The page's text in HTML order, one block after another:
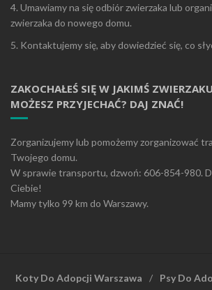
4. Umawiamy na się odbiór zwierzaka lub
zwierzaka do nowego domu.
5. Kontaktujemy się, aby dowiedzieć się, co
ZAKOCHAŁEŚ SIĘ W JAKIMŚ
MOŻESZ PRZYJECHAĆ? DAJ ZNAĆ!
Zorganizujemy lub pomożemy zorganizować
Twojego domu.
W sprawie transportu, dzwoń: 606-854-980.
Ciebie!
Mamy tylko 99 km do Warszawy.
Koty Do Adopcji Warszawa
Psy Do